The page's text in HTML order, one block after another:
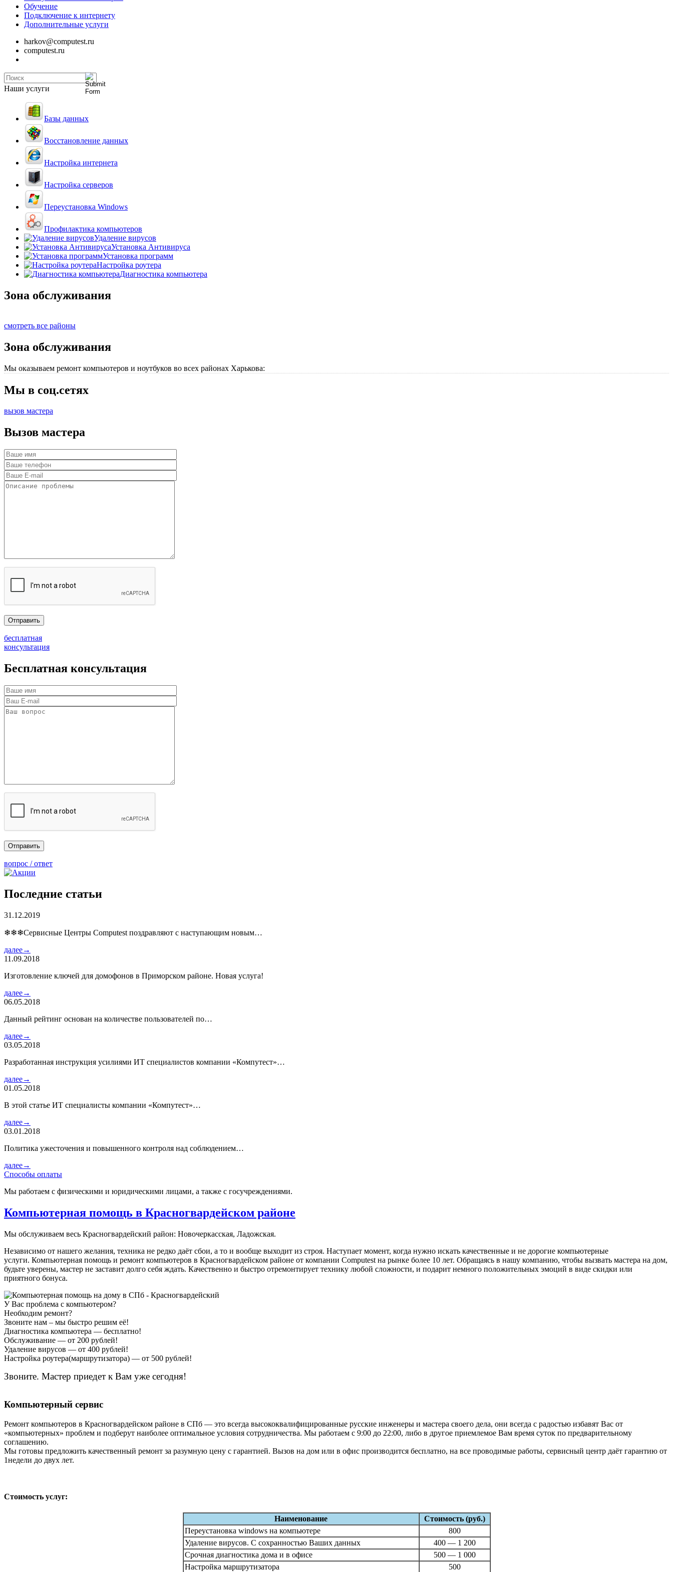
Обучение
Подключение к интернету
Дополнительные услуги
harkov@computest.ru
computest.ru
Наши услуги
Базы данных
Восстановление данных
Настройка интернета
Настройка серверов
Переустановка Windows
Профилактика компьютеров
Удаление вирусов
Установка Антивируса
Установка программ
Настройка роутера
Диагностика компьютера
Зона обслуживания
смотреть все районы
Зона обслуживания
Мы оказываем ремонт компьютеров и ноутбуков во всех районах Харькова:
Мы в соц.сетях
вызов мастера
Вызов мастера
бесплатная
консультация
Бесплатная консультация
вопрос / ответ
Последние статьи
31.12.2019
❄❄❄Сервисные Центры Computest поздравляют с наступающим новым…
далее→
11.09.2018
Изготовление ключей для домофонов в Приморском районе. Новая услуга!
далее→
06.05.2018
Данный рейтинг основан на количестве пользователей по…
далее→
03.05.2018
Разработанная инструкция усилиями ИТ специалистов компании «Компутест»…
далее→
01.05.2018
В этой статье ИТ специалисты компании «Компутест»…
далее→
03.01.2018
Политика ужесточения и повышенного контроля над соблюдением…
далее→
Способы оплаты
Мы работаем с физическими и юридическими лицами, а также с госучреждениями.
Компьютерная помощь в Красногвардейском районе
Мы обслуживаем весь Красногвардейский район: Новочеркасская, Ладожская.
Независимо от нашего желания, техника не редко даёт сбои, а то и вообще выходит из строя. Наступает момент, когда нужно искать качественные и не дорогие компьютерные
услуги. Компьютерная помощь и ремонт компьютеров в Красногвардейском районе от компании Computest на рынке более 10 лет. Обращаясь в нашу компанию, чтобы вызвать мастера на дом,
будьте уверены, мастер не заставит долго себя ждать. Качественно и быстро отремонтирует технику любой сложности, и подарит немного положительных эмоций в виде скидки или
приятного бонуса.
У Вас проблема с компьютером?
Необходим ремонт?
Звоните нам – мы быстро решим её!
Диагностика компьютера — бесплатно!
Обслуживание — от 200 рублей!
Удаление вирусов — от 400 рублей!
Настройка роутера(маршрутизатора) — от 500 рублей!
Звоните. Мастер приедет к Вам уже сегодня!
Компьютерный сервис
Ремонт компьютеров в Красногвардейском районе в СПб — это всегда высококвалифицированные русские инженеры и мастера своего дела, они всегда с радостью избавят Вас от
«компьютерных» проблем и подберут наиболее оптимальное условия сотрудничества. Мы работаем с 9:00 до 22:00, либо в другое приемлемое Вам время суток по предварительному
соглашению.
Мы готовы предложить качественный ремонт за разумную цену с гарантией. Вызов на дом или в офис производится бесплатно, на все проводимые работы, сервисный центр даёт гарантию от
1недели до двух лет.
Стоимость услуг:
Наименование
Стоимость (руб.)
Переустановка windows на компьютере
800
Удаление вирусов. С сохранностью Ваших данных
400 — 1 200
Срочная диагностика дома и в офисе
500 — 1 000
Настройка маршрутизатора
500